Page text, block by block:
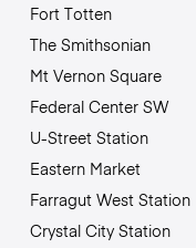
Fort Totten
The Smithsonian
Mt Vernon Square
Federal Center SW
U-Street Station
Eastern Market
Farragut West Station
Crystal City Station